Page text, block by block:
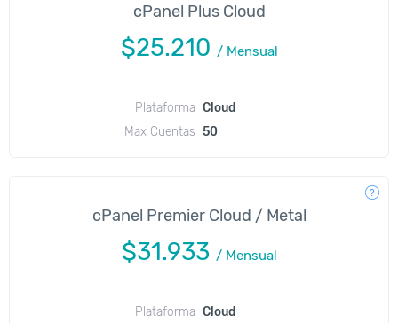
cPanel Plus Cloud
$25.210 / Mensual
Plataforma Cloud
Max Cuentas 50
cPanel Premier Cloud / Metal
$31.933 / Mensual
Plataforma Cloud